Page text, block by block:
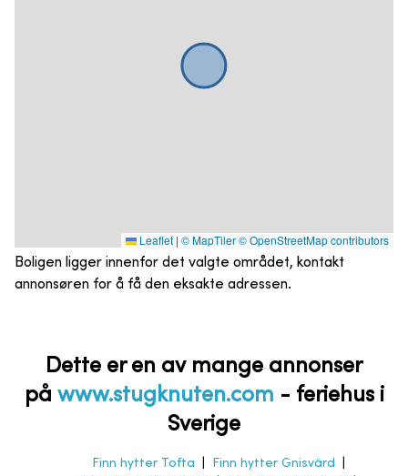
Leaflet | © MapTiler© OpenStreetMap contributors
Boligen ligger innenfor det valgte området, kontakt
annonsøren for å få den eksakte adressen.
Dette er en av mange annonser
på www.stugknuten.com - feriehus i
Sverige
Finn hytter Tofta Finn hytter Gnisvärd